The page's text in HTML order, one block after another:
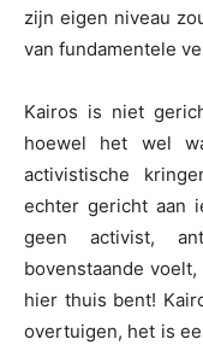
zijn eigen niveau
van fundamentele
Kairos is niet
hoewel het wel
activistische
echter gericht aan
geen activist,
bovenstaande
hier thuis bent!
overtuigen, het is